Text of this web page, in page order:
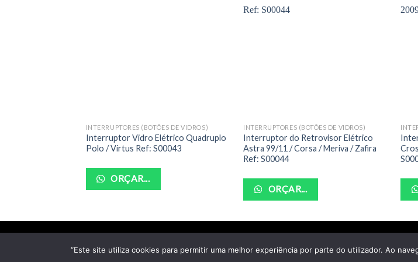
INTERRUPTORES (BOTÕES DE VIDROS)
Interruptor Vidro Elétrico Quadruplo
Polo / Virtus Ref: S00043
ORÇAR...
INTERRUPTORES (BOTÕES DE VIDROS)
Interruptor do Retrovisor Elétrico
Astra 99/11 / Corsa / Meriva / Zafira
Ref: S00044
ORÇAR...
Copyright 2026 ©Santo Auto Vidros e
“Este site utiliza cookies para permitir uma melhor experiência por parte do utilizador. Ao